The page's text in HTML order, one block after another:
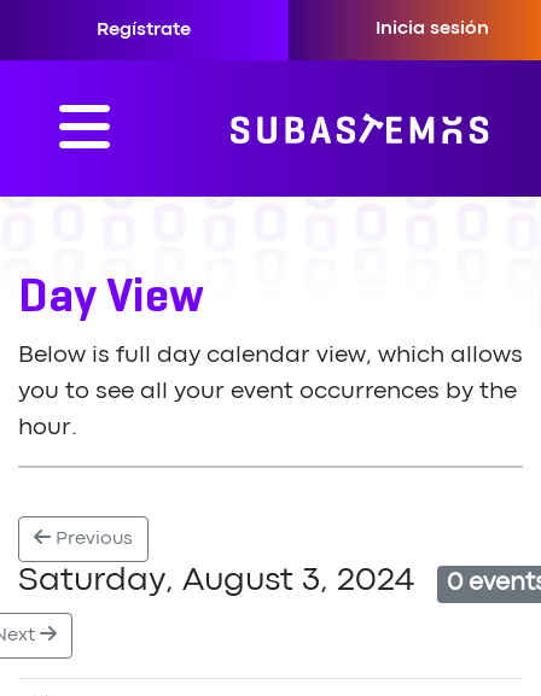
Regístrate Inicia sesión
Day View
Below is full day calendar view, which allows
you to see all your event occurrences by the
hour.
Previous
Saturday, August 3, 2024 0